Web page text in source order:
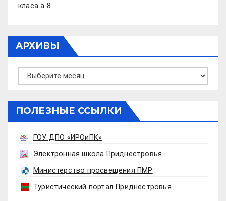
класа а 8
АРХИВЫ
Архивы
ПОЛЕЗНЫЕ ССЫЛКИ
ГОУ ДПО «ИРОиПК»
Электронная школа Приднестровья
Министерство просвещения ПМР
Туристический портал Приднестровья